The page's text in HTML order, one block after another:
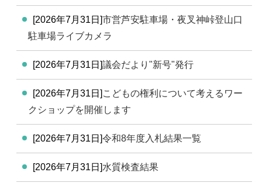
[2026年7月31日]市営芦安駐車場・夜叉神峠登山口
駐車場ライブカメラ
[2026年7月31日]議会だより"新号"発行
[2026年7月31日] こどもの権利について考えるワー
クショップを開催します
[2026年7月31日]令和8年度入札結果一覧
[2026年7月31日]水質検査結果